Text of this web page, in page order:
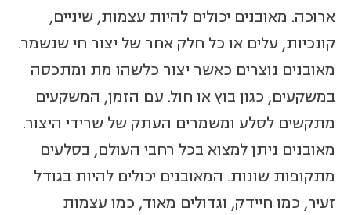
ארוכה. מאובנים יכולים להיות עצמות, שיניים,
קונכיות, עלים או כל חלק אחר של יצור חי שנשמר.
מאובנים נוצרים כאשר יצור כלשהו מת ומתכסה
במשקעים, כגון בוץ או חול. עם הזמן, המשקעים
מתקשים לסלע ומשמרים העתק של שרידי היצור.
מאובנים ניתן למצוא בכל רחבי העולם, בסלעים
מתקופות שונות. המאובנים יכולים להיות בגודל
זעיר, כמו חיידק, וגדולים מאוד, כמו עצמות